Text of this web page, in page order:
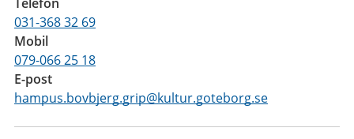
031-368 32 69
Mobil
079-066 25 18
E-post
hampus.bovbjerg.grip@kultur.goteborg.se